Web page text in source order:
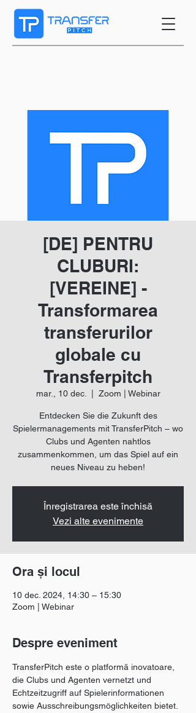
[DE] PENTRU
CLUBURI:
[VEREINE] -
Transformarea
transferurilor
globale cu
Transferpitch
mar., 10 dec. Zoom | Webinar
Entdecken Sie die Zukunft des
Spielermanagements mit TransferPitch – wo
Clubs und Agenten nahtlos
zusammenkommen, um das Spiel auf ein
neues Niveau zu heben!
Înregistrarea este închisă
Vezi alte evenimente
Ora și locul
10 dec. 2024, 14:30 – 15:30
Zoom | Webinar
Despre eveniment
TransferPitch este o platformă inovatoare,
die Clubs und Agenten vernetzt und
Echtzeitzugriff auf Spielerinformationen
sowie Ausschreibungsmöglichkeiten bietet.